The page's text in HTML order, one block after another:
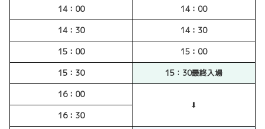
14：00
14：00
14：30
14：30
15：00
15：00
15：30
15：30最終入場
16：00
⬇
16：30